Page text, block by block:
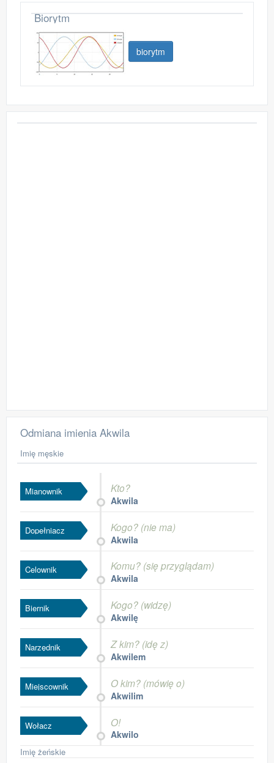
Biorytm
biorytm
Odmiana imienia Akwila
Imię męskie
Mianownik Kto?
Akwila
Dopełniacz Kogo? (nie ma)
Akwila
Celownik Komu? (się przyglądam)
Akwila
Biernik Kogo? (widzę)
Akwilę
Narzędnik Z kim? (idę z)
Akwilem
Miejscownik O kim? (mówię o)
Akwilim
Wołacz O!
Akwilo
Imię żeńskie